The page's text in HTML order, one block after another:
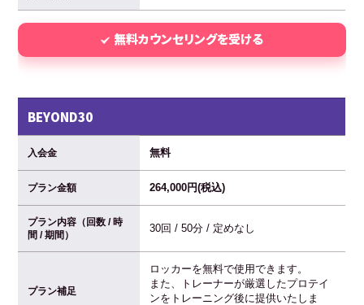
無料カウンセリングを受ける
BEYOND30
入会金 無料
プラン金額 264,000円(税込)
プラン内容（回数 / 時
間 / 期間）
30回 / 50分 / 定めなし
プラン補足
ロッカーを無料で使用できます。
また、トレーナーが厳選したプロテイ
ンをトレーニング後に提供いたしま